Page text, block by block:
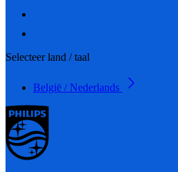
Selecteer land / taal
België / Nederlands